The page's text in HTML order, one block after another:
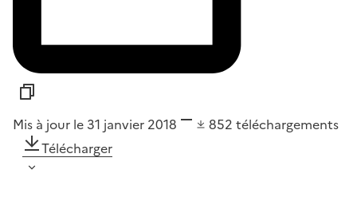
Mis à jour le 31 janvier 2018 852 téléchargements
Télécharger